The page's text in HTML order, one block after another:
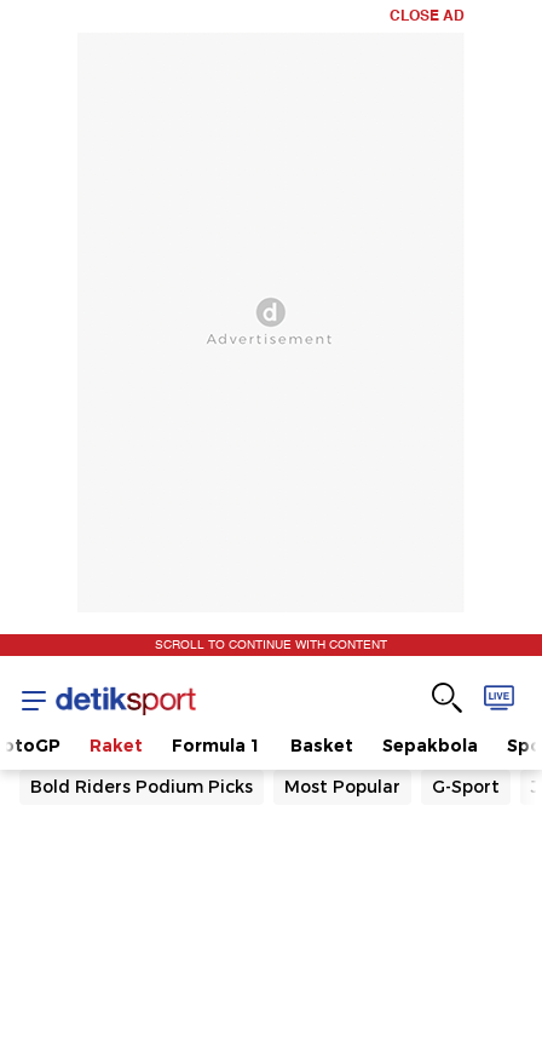
CLOSE AD
SCROLL TO CONTINUE WITH CONTENT
Raket Formula 1 Basket Sepakbola
Bold Riders Podium Picks
Most Popular G-Sport